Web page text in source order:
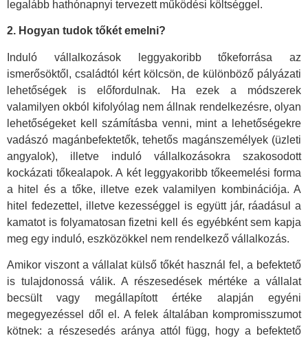
legalább hathónapnyi tervezett működési költséggel.
2. Hogyan tudok tőkét emelni?
Induló vállalkozások leggyakoribb tőkeforrása az
ismerősöktől, családtól kért kölcsön, de különböző pályázati
lehetőségek is előfordulnak. Ha ezek a módszerek
valamilyen okból kifolyólag nem állnak rendelkezésre, olyan
lehetőségeket kell számításba venni, mint a lehetőségekre
vadászó magánbefektetők, tehetős magánszemélyek (üzleti
angyalok), illetve induló vállalkozásokra szakosodott
kockázati tőkealapok. A két leggyakoribb tőkeemelési forma
a hitel és a tőke, illetve ezek valamilyen kombinációja. A
hitel fedezettel, illetve kezességgel is együtt jár, ráadásul a
kamatot is folyamatosan fizetni kell és egyébként sem kapja
meg egy induló, eszközökkel nem rendelkező vállalkozás.
Amikor viszont a vállalat külső tőkét használ fel, a befektető
is tulajdonossá válik. A részesedések mértéke a vállalat
becsült vagy megállapított értéke alapján egyéni
megegyezéssel dől el. A felek általában kompromisszumot
kötnek: a részesedés aránya attól függ, hogy a befektető